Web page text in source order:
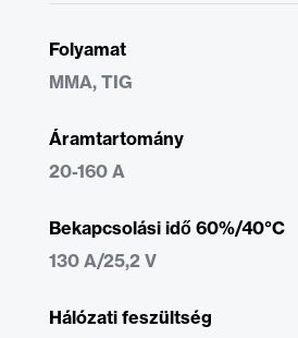
Folyamat
MMA, TIG
Áramtartomány
20-160 A
Bekapcsolási idő 60%/40°C
130 A/25,2 V
Hálózati feszültség